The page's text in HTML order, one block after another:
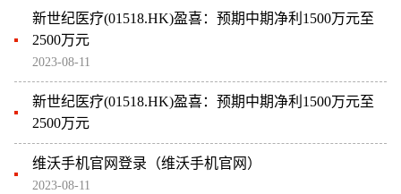
新世纪医疗(01518.HK)盈喜：预期中期净利1500万元至
2500万元
2023-08-11
新世纪医疗(01518.HK)盈喜：预期中期净利1500万元至
2500万元
维沃手机官网登录（维沃手机官网）
2023-08-11